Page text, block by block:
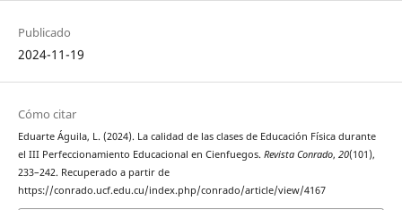
Publicado
2024-11-19
Cómo citar
Eduarte Águila, L. (2024). La calidad de las clases de Educación Física durante
el III Perfeccionamiento Educacional en Cienfuegos. Revista Conrado, 20(101),
233–242. Recuperado a partir de
https://conrado.ucf.edu.cu/index.php/conrado/article/view/4167